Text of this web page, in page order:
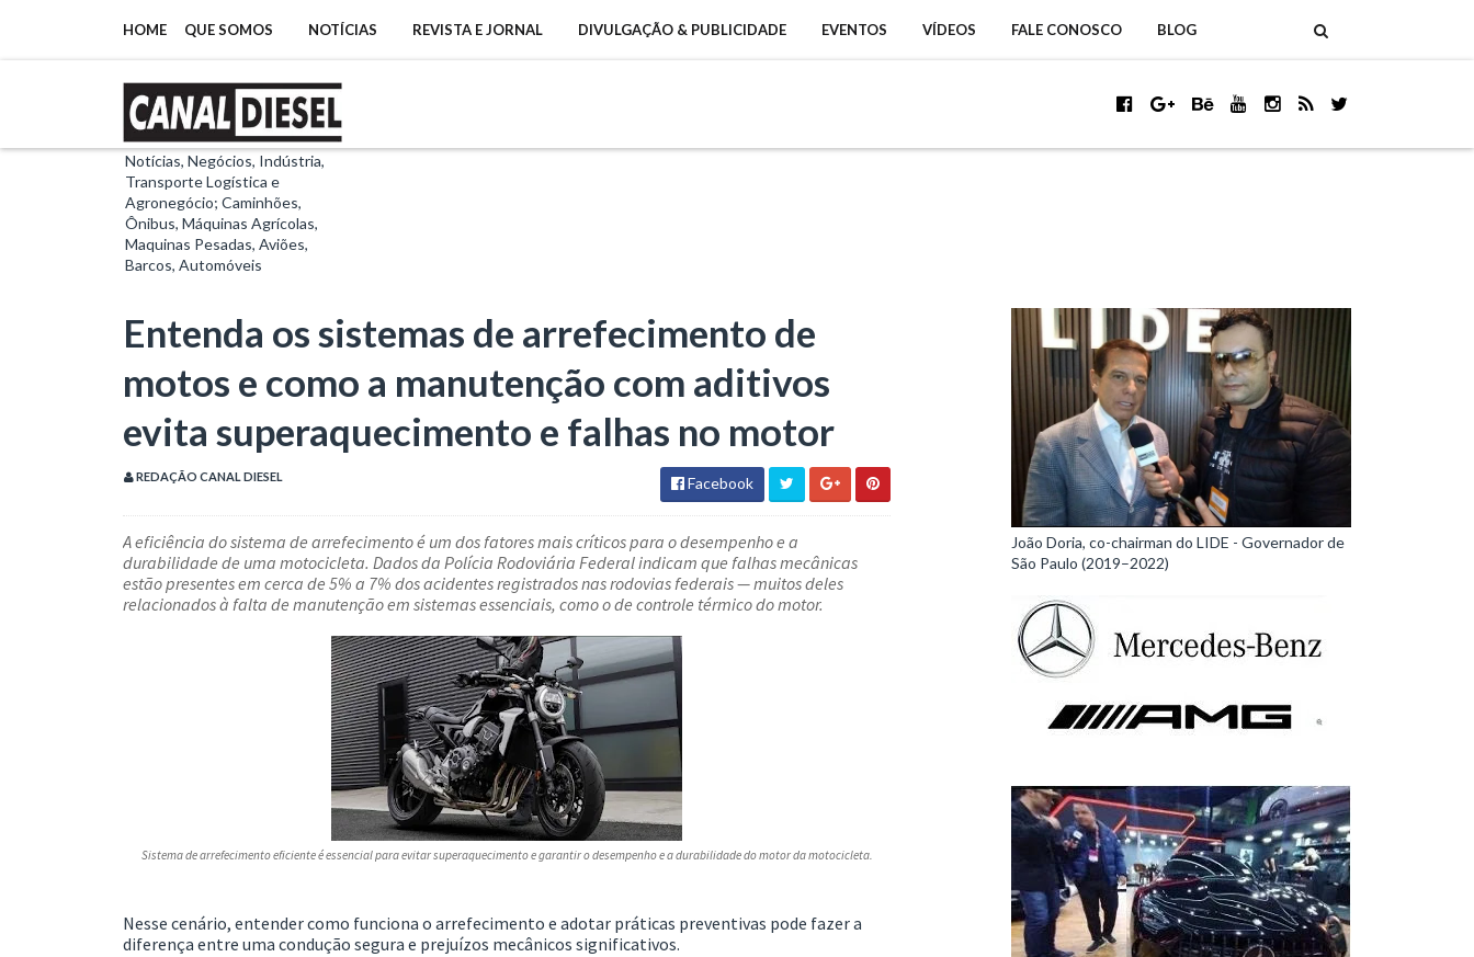
HOME QUE SOMOS NOTÍCIAS REVISTA E JORNAL DIVULGAÇÃO & PUBLICIDADE EVENTOS VÍDEOS FALE CONOSCO BLOG
Notícias, Negócios, Indústria,
Transporte Logística e
Agronegócio; Caminhões,
Ônibus, Máquinas Agrícolas,
Maquinas Pesadas, Aviões,
Barcos, Automóveis
Entenda os sistemas de arrefecimento de
motos e como a manutenção com aditivos
evita superaquecimento e falhas no motor
REDAÇÃO CANAL DIESEL Facebook
A eficiência do sistema de arrefecimento é um dos fatores mais críticos para o desempenho e a
durabilidade de uma motocicleta. Dados da Polícia Rodoviária Federalindicam que falhas mecânicas
estão presentes em cerca de 5% a 7% dos acidentes registrados nas rodovias federais — muitos deles
relacionados à falta de manutenção em sistemas essenciais, como o de controle térmico do motor.
Sistema de arrefecimento eficiente é essencial para evitar superaquecimento e garantir o desempenho e a durabilidade do motor da motocicleta.
Nesse cenário, entender como funciona o arrefecimento e adotar práticas preventivas pode fazer a
diferença entre uma condução segura e prejuízos mecânicos significativos.
João Doria, co-chairman do LIDE - Governador de
São Paulo (2019–2022)